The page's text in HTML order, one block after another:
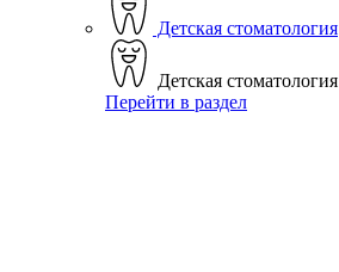
Детская стоматология
Детская стоматология
Перейти в раздел